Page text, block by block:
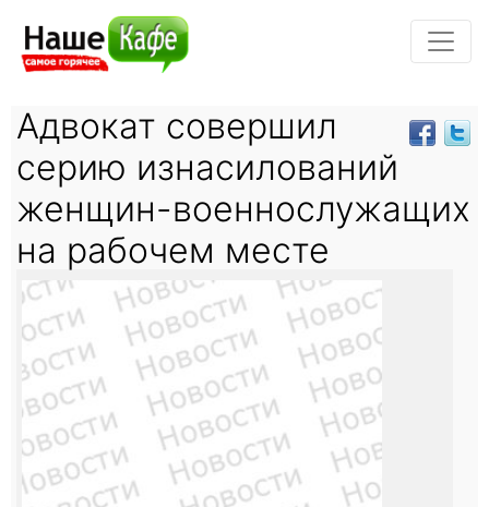
Адвокат совершил
серию изнасилований
женщин-военнослужащих
на рабочем месте